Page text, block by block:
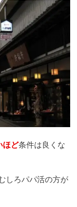
ほど条件は良くな
しろパパ活の方が